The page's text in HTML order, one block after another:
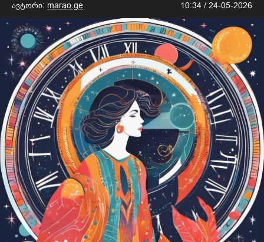
ავტორი: marao.ge 10:34 / 24-05-2026